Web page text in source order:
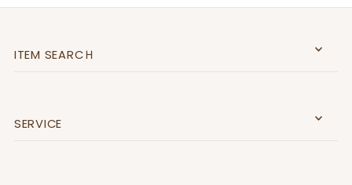
ITEM SEARCＨ
SERVICE